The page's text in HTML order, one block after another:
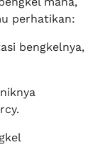
perhatikan:
bengkelnya,